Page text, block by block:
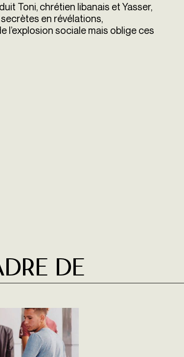
Toni, chrétien libanais et Yasser,
en révélations,
l’explosion sociale mais oblige ces
de